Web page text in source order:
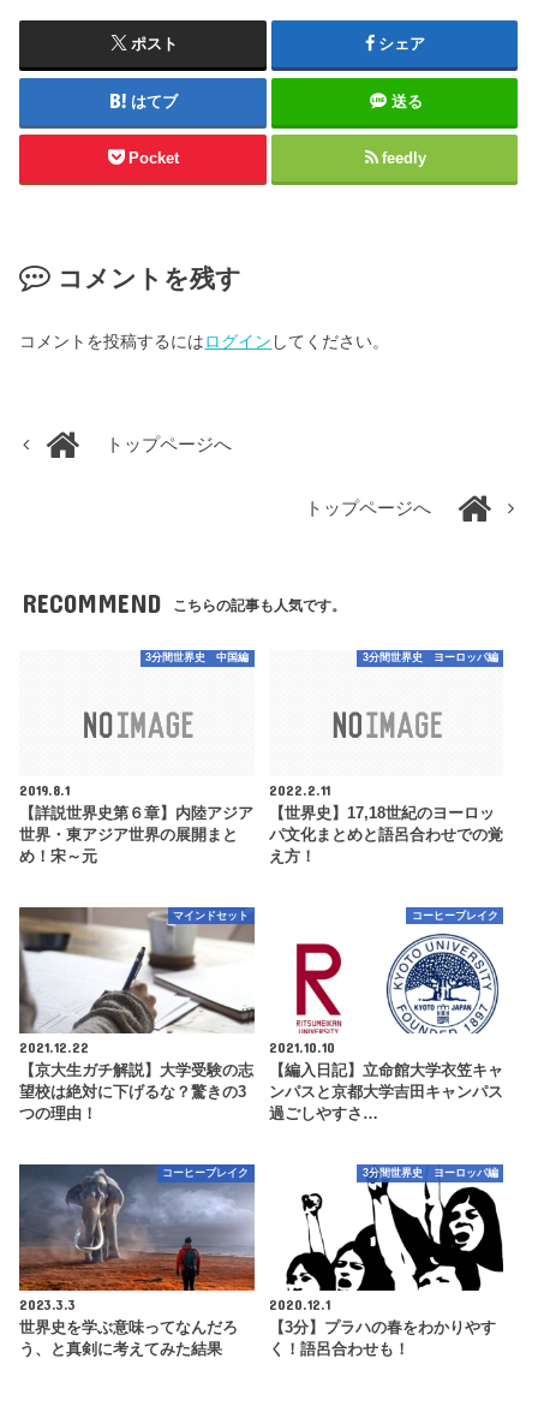
ポスト シェア
はてブ 送る
Pocket feedly
コメントを残す
コメントを投稿するにはログイン してください。
トップページへ
トップページへ
RECOMMEND こちらの記事も人気です。
3分間世界史 中国編
2019.8.1
【詳説世界史第６章】内陸アジア
世界・東アジア世界の展開まと
め！宋～元
3分間世界史 ヨーロッパ編
2022.2.11
【世界史】17,18世紀のヨーロッ
パ文化まとめと語呂合わせでの覚
え方！
マインドセット
2021.12.22
【京大生ガチ解説】大学受験の志
望校は絶対に下げるな？驚きの3
つの理由！
コーヒーブレイク
2021.10.10
【編入日記】立命館大学衣笠キャ
ンパスと京都大学吉田キャンパス
過ごしやすさ…
コーヒーブレイク
2023.3.3
世界史を学ぶ意味ってなんだろ
う、と真剣に考えてみた結果
3分間世界史 ヨーロッパ編
2020.12.1
【3分】プラハの春をわかりやす
く！語呂合わせも！